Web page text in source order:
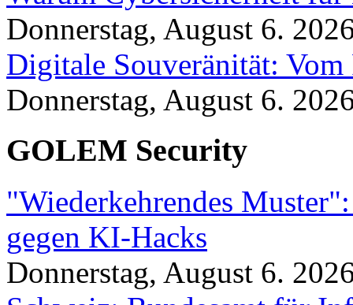
Donnerstag, August 6.
Digitale Souveränität:
Donnerstag, August 6.
GOLEM Security
"Wiederkehrendes
gegen KI-Hacks
Donnerstag, August 6.